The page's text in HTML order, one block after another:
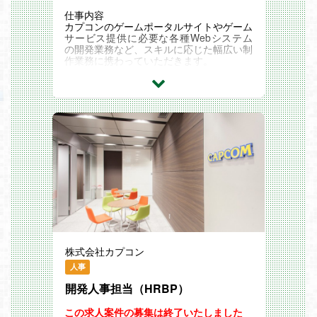
仕事内容
カプコンのゲームポータルサイトやゲーム
サービス提供に必要な各種Webシステム
の開発業務など、スキルに応じた幅広い制
作業務に携わっていただきます。
供や施策に必要な Web システムの開発・
運用
・オンラインゲームやコンシューマーゲー
ム向けの会員情報管理や課金決済サービス
の開発・運用
・イベントやキャンペーン企画に必要な
Web システムの開発・提供
・Web システム要素の共通化のためのシ
ステム構成の提案、Web サービスのプロ
トタイプ開発
・開発支援、品質向上のための新しい技
術、ソフトウェアの検証・導入
ブな要素の立案/制作
・ゲームの世界観やプロジェクトのコンセ
プトに合ったアニメーション制作
その他、上記業務以外にも Web 技術に関
するスキルアップやノウハウの共有、社内
勉強会の実施なども行います。
株式会社カプコン
人事
開発人事担当（HRBP）
この求人案件の募集は終了いたしました